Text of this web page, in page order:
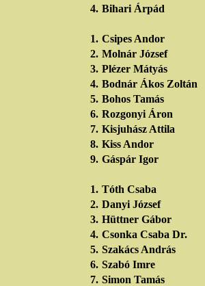
4. Bihari Árpád
1. Csipes Andor
2. Molnár József
3. Plézer Mátyás
4. Bodnár Ákos Zoltán
5. Bohos Tamás
6. Rozgonyi Áron
7. Kisjuhász Attila
8. Kiss Andor
9. Gáspár Igor
1. Tóth Csaba
2. Danyi József
3. Hüttner Gábor
4. Csonka Csaba Dr.
5. Szakács András
6. Szabó Imre
7. Simon Tamás